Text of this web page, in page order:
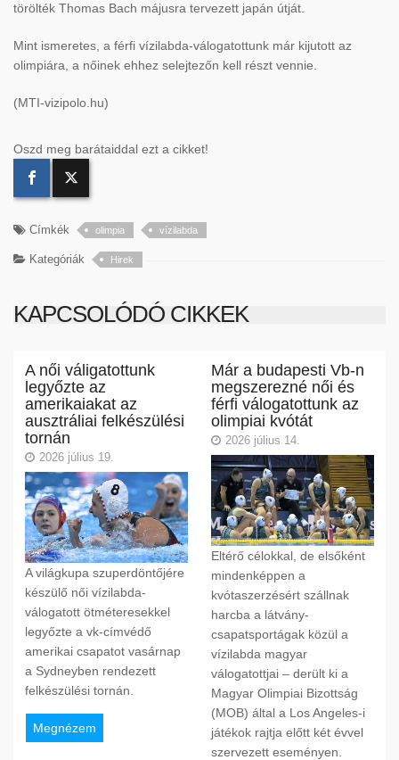
törölték Thomas Bach májusra tervezett japán útját.
Mint ismeretes, a férfi vízilabda-válogatottunk már kijutott az
olimpiára, a nőinek ehhez selejtezőn kell részt vennie.
(MTI-vizipolo.hu)
Oszd meg barátaiddal ezt a cikket!
Címkék olimpia vízilabda
Kategóriák Hirek
KAPCSOLÓDÓ CIKKEK
A női váligatottunk
legyőzte az
amerikaiakat az
ausztráliai felkészülési
tornán
2026 július 19.
A világkupa szuperdöntőjére
készülő női vízilabda-
válogatott ötméteresekkel
legyőzte a vk-címvédő
amerikai csapatot vasárnap
a Sydneyben rendezett
felkészülési tornán.
Megnézem
Már a budapesti Vb-n
megszerezné női és
férfi válogatottunk az
olimpiai kvótát
2026 július 14.
Eltérő célokkal, de elsőként
mindenképpen a
kvótaszerzésért szállnak
harcba a látvány-
csapatsportágak közül a
vízilabda magyar
válogatottjai – derült ki a
Magyar Olimpiai Bizottság
(MOB) által a Los Angeles-i
játékok rajtja előtt két évvel
szervezett eseményen.